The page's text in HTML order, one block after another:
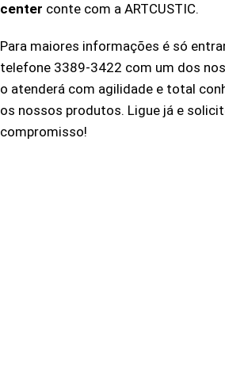
center conte com a ARTCUSTIC.
Para maiores informações é só
telefone 3389-3422 com um dos
o atenderá com agilidade e total
os nossos produtos. Ligue já e
compromisso!